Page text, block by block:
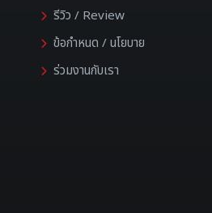
รีวิว / Review
ข้อกำหนด / นโยบาย
ร่วมงานกับเรา